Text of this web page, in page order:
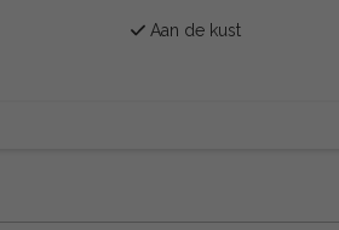
Aan de kust